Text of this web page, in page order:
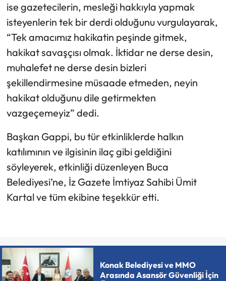
ise gazetecilerin, mesleği hakkıyla yapmak
isteyenlerin tek bir derdi olduğunu vurgulayarak,
“Tek amacımız hakikatin peşinde gitmek,
hakikat savaşçısı olmak. İktidar ne derse desin,
muhalefet ne derse desin bizleri
şekillendirmesine müsaade etmeden, neyin
hakikat olduğunu dile getirmekten
vazgeçemeyiz” dedi.
Başkan Gappi, bu tür etkinliklerde halkın
katılımının ve ilgisinin ilaç gibi geldiğini
söyleyerek, etkinliği düzenleyen Buca
Belediyesi’ne, İz Gazete İmtiyaz Sahibi Ümit
Kartal ve tüm ekibine teşekkür etti.
Konak Belediyesi ve MMO
Arasında Asansör Güvenliği İçin